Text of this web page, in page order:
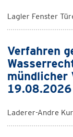
Lagler Fenster
Verfahren
mündlicher
Laderer-Andre